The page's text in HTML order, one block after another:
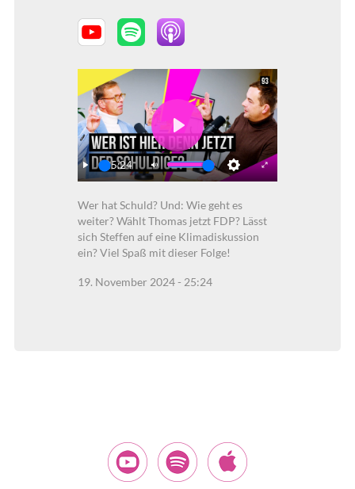
Play
25:24
Mute Settings
Enter
Play
Wer hat Schuld? Und: Wie geht es
weiter? Wählt Thomas jetzt FDP? Lässt
sich Steffen auf eine Klimadiskussion
ein? Viel Spaß mit dieser Folge!
19. November 2024 - 25:24